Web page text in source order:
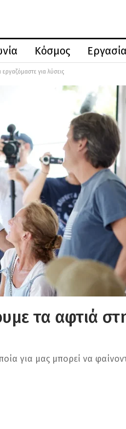
Κόσμος Εργασία
για λύσεις
τα αφτιά
για μας μπορεί να